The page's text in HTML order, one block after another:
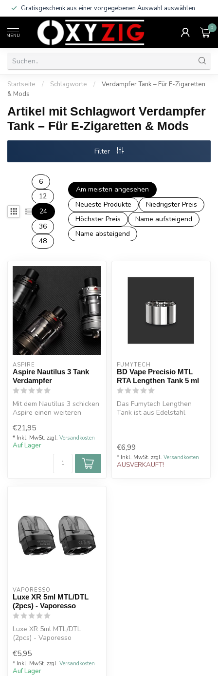
Gratisgeschenk aus einer vorgegebenen Auswahl auswählen
MENU
0
Startseite / Schlagworte /
Verdampfer Tank – Für E-Zigaretten
& Mods
Artikel mit Schlagwort Verdampfer
Tank – Für E-Zigaretten & Mods
Filter
6
12
24
36
48
Am meisten angesehen
Neueste Produkte
Niedrigster Preis
Höchster Preis
Name aufsteigend
Name absteigend
ASPIRE
Aspire Nautilus 3 Tank
Verdampfer
Mit dem Nautilus 3 schicken
Aspire einen weiteren
“Na...
€21,95
* Inkl. MwSt. zzgl. Versandkosten
Auf Lager
FUMYTECH
BD Vape Precisio MTL
RTA Lengthen Tank 5 ml
Das Fumytech Lengthen
Tank ist aus Edelstahl
€6,99
* Inkl. MwSt. zzgl. Versandkosten
AUSVERKAUFT!
VAPORESSO
Luxe XR 5ml MTL/DTL
(2pcs) - Vaporesso
Luxe XR 5ml MTL/DTL
(2pcs) - Vaporesso
€5,95
* Inkl. MwSt. zzgl. Versandkosten
Auf Lager